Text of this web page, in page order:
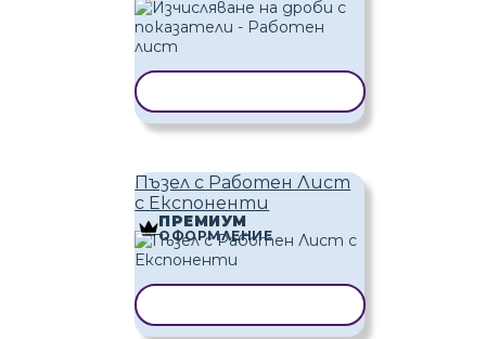
Пъзел с Работен Лист
с Експоненти
ПРЕМИУМ
ОФОРМЛЕНИЕ